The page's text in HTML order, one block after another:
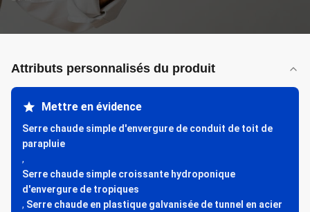
Attributs personnalisés du produit
Mettre en évidence
Serre chaude simple d'envergure de conduit de toit de
parapluie
,
Serre chaude simple croissante hydroponique
d'envergure de tropiques
, Serre chaude en plastique galvanisée de tunnel en acier